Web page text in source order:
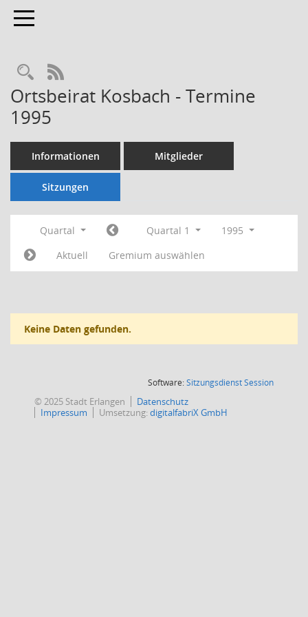
Toggle navigation
Rechercheauswahl
RSS-Feed
Ortsbeirat Kosbach - Termine
1995
Informationen Mitglieder
Sitzungen
Quartal Quartal 1
1995
Aktuell
Gremium auswählen
Keine Daten gefunden.
Software:SitzungsdienstSession(Wird in
© 2025 Stadt Erlangen
Datenschutz
Impressum
Umsetzung:digitalfabriX GmbH